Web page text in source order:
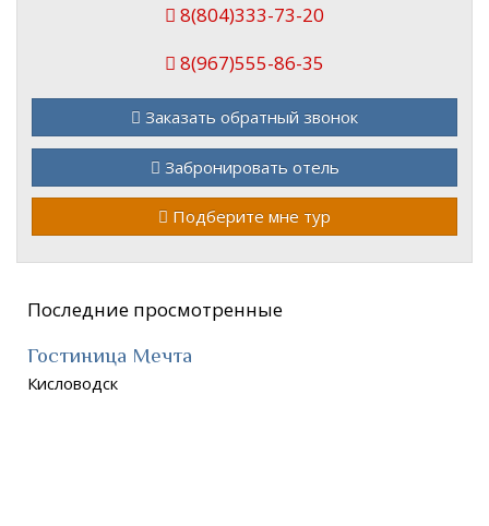
8(804)333-73-20
8(967)555-86-35
Заказать обратный звонок
Забронировать отель
Подберите мне тур
Последние просмотренные
Гостиница Мечта
Кисловодск